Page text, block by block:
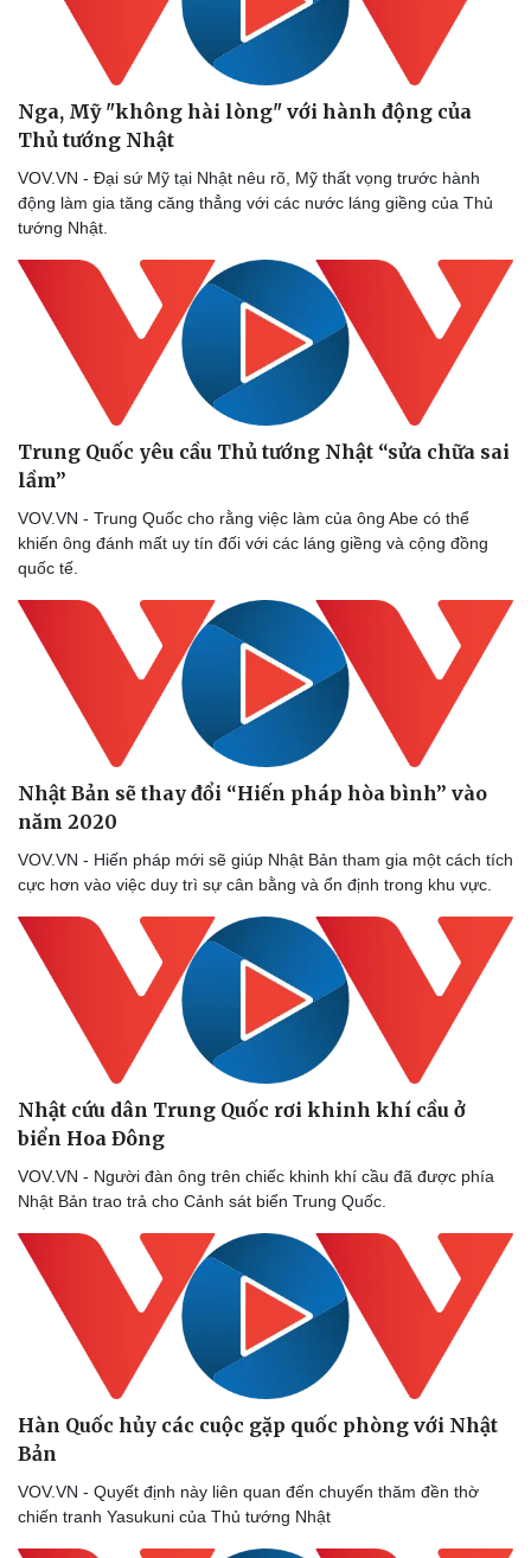
Bóng đá
Lịch thi đấu bóng đá
Thế giới thể thao
Hậu trường
Ô tô
Xe máy
Tư vấn
Nga, Mỹ "không hài lòng" với hành động của
Thủ tướng Nhật
VOV.VN - Đại sứ Mỹ tại Nhật nêu rõ, Mỹ thất vọng trước hành
động làm gia tăng căng thẳng với các nước láng giềng của Thủ
tướng Nhật.
Trung Quốc yêu cầu Thủ tướng Nhật “sửa chữa sai
lầm”
VOV.VN - Trung Quốc cho rằng việc làm của ông Abe có thể
khiến ông đánh mất uy tín đối với các láng giềng và cộng đồng
quốc tế.
Nhật Bản sẽ thay đổi “Hiến pháp hòa bình” vào
năm 2020
VOV.VN - Hiến pháp mới sẽ giúp Nhật Bản tham gia một cách tích
cực hơn vào việc duy trì sự cân bằng và ổn định trong khu vực.
Nhật cứu dân Trung Quốc rơi khinh khí cầu ở
biển Hoa Đông
VOV.VN - Người đàn ông trên chiếc khinh khí cầu đã được phía
Nhật Bản trao trả cho Cảnh sát biển Trung Quốc.
Hàn Quốc hủy các cuộc gặp quốc phòng với Nhật
Bản
VOV.VN - Quyết định này liên quan đến chuyến thăm đền thờ
chiến tranh Yasukuni của Thủ tướng Nhật